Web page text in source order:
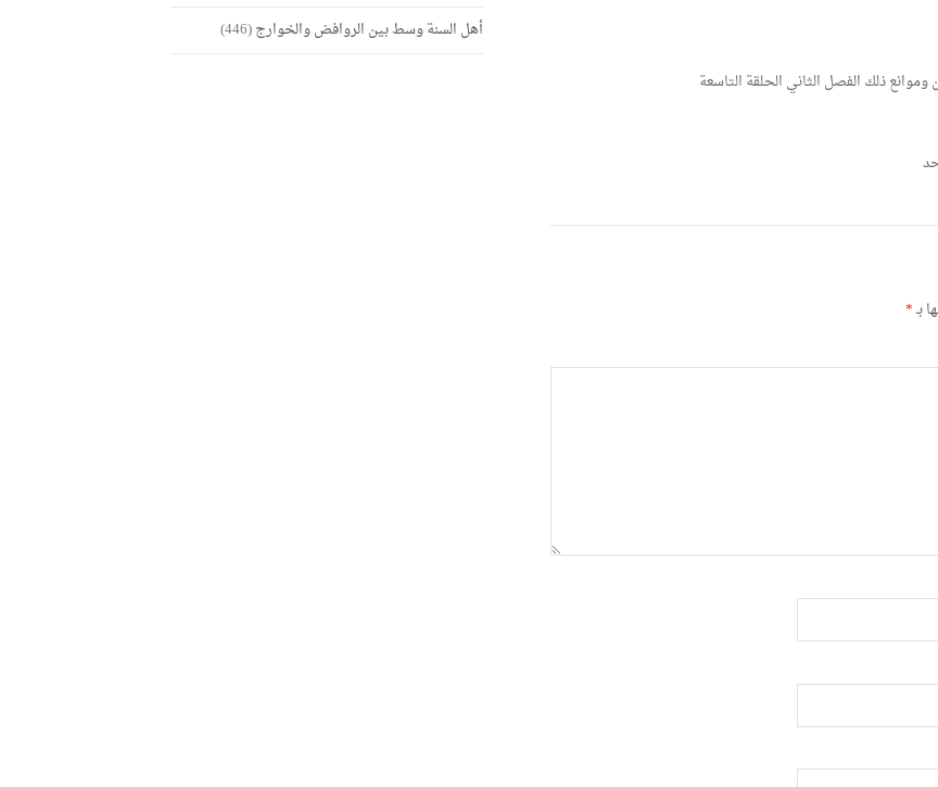
ذلك الفصل الثاني الحلقة التاسعة
بـ*
أهل السنة وسط بين الروافض والخوارج(446)